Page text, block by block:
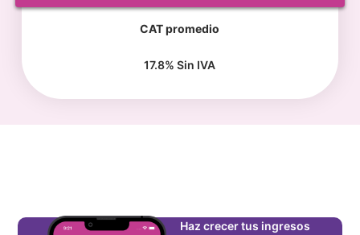
CAT promedio
17.8% Sin IVA
Haz crecer tus ingresos